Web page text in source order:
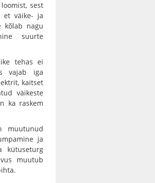
sest
et väike- ja
kõlab nagu
suurte
tehas ei
vajab iga
kaitset
väikeste
ka raskem
muutunud
ja
kütuseturg
muutub